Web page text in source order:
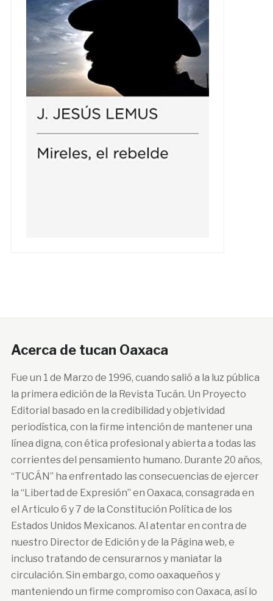
Acerca de tucan Oaxaca
Fue un 1 de Marzo de 1996, cuando salió a la luz pública
la primera edición de la Revista Tucán. Un Proyecto
Editorial basado en la credibilidad y objetividad
periodística, con la firme intención de mantener una
línea digna, con ética profesional y abierta a todas las
corrientes del pensamiento humano. Durante 20 años,
“TUCÁN” ha enfrentado las consecuencias de ejercer
la “Libertad de Expresión” en Oaxaca, consagrada en
el Articulo 6 y 7 de la Constitución Política de los
Estados Unidos Mexicanos. Al atentar en contra de
nuestro Director de Edición y de la Página web, e
incluso tratando de censurarnos y maniatar la
circulación. Sin embargo, como oaxaqueños y
manteniendo un firme compromiso con Oaxaca, así lo